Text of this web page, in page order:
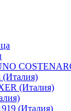
(Италия)
(Италия)
(Италия)